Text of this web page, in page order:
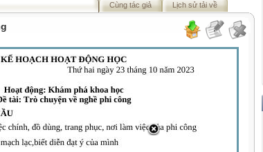
Cùng tác giả Lịch sử tải về